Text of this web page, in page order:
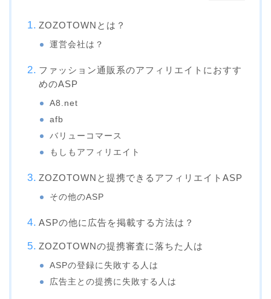
ZOZOTOWNとは？
運営会社は？
ファッション通販系のアフィリエイトにおすす
めのASP
A8.net
afb
バリューコマース
もしもアフィリエイト
ZOZOTOWNと提携できるアフィリエイトASP
その他のASP
ASPの他に広告を掲載する方法は？
ZOZOTOWNの提携審査に落ちた人は
ASPの登録に失敗する人は
広告主との提携に失敗する人は